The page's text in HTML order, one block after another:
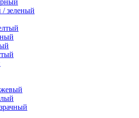
зеленый